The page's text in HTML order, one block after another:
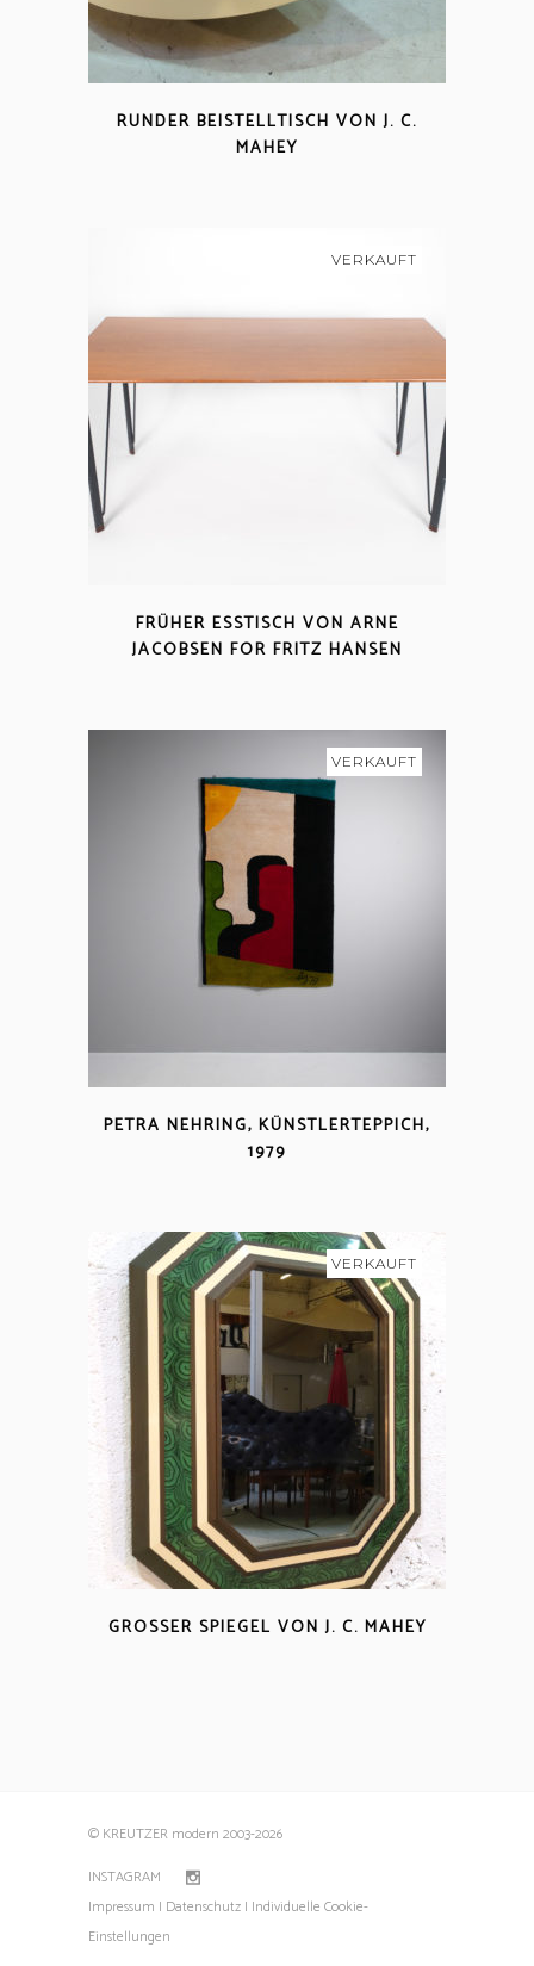
RUNDER BEISTELLTISCH VON J. C.
MAHEY
VERKAUFT
FRÜHER ESSTISCH VON ARNE
JACOBSEN FOR FRITZ HANSEN
VERKAUFT
PETRA NEHRING, KÜNSTLERTEPPICH,
1979
VERKAUFT
GROSSER SPIEGEL VON J. C. MAHEY
© KREUTZER modern 2003-2026
INSTAGRAM
Impressum | Datenschutz | Individuelle Cookie-
Einstellungen